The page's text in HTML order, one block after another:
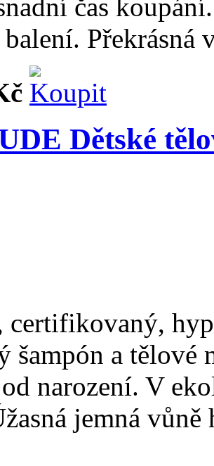
čas
Překrásná
Dětské
certifikovaný,
šampón a tělové
narození. V
jemná